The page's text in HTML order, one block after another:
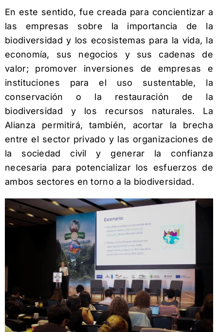
En este sentido, fue creada para concientizar a
las empresas sobre la importancia de la
biodiversidad y los ecosistemas para la vida, la
economía, sus negocios y sus cadenas de
valor; promover inversiones de empresas e
instituciones para el uso sustentable, la
conservación o la restauración de la
biodiversidad y los recursos naturales. La
Alianza permitirá, también, acortar la brecha
entre el sector privado y las organizaciones de
la sociedad civil y generar la confianza
necesaria para potencializar los esfuerzos de
ambos sectores en torno a la biodiversidad.